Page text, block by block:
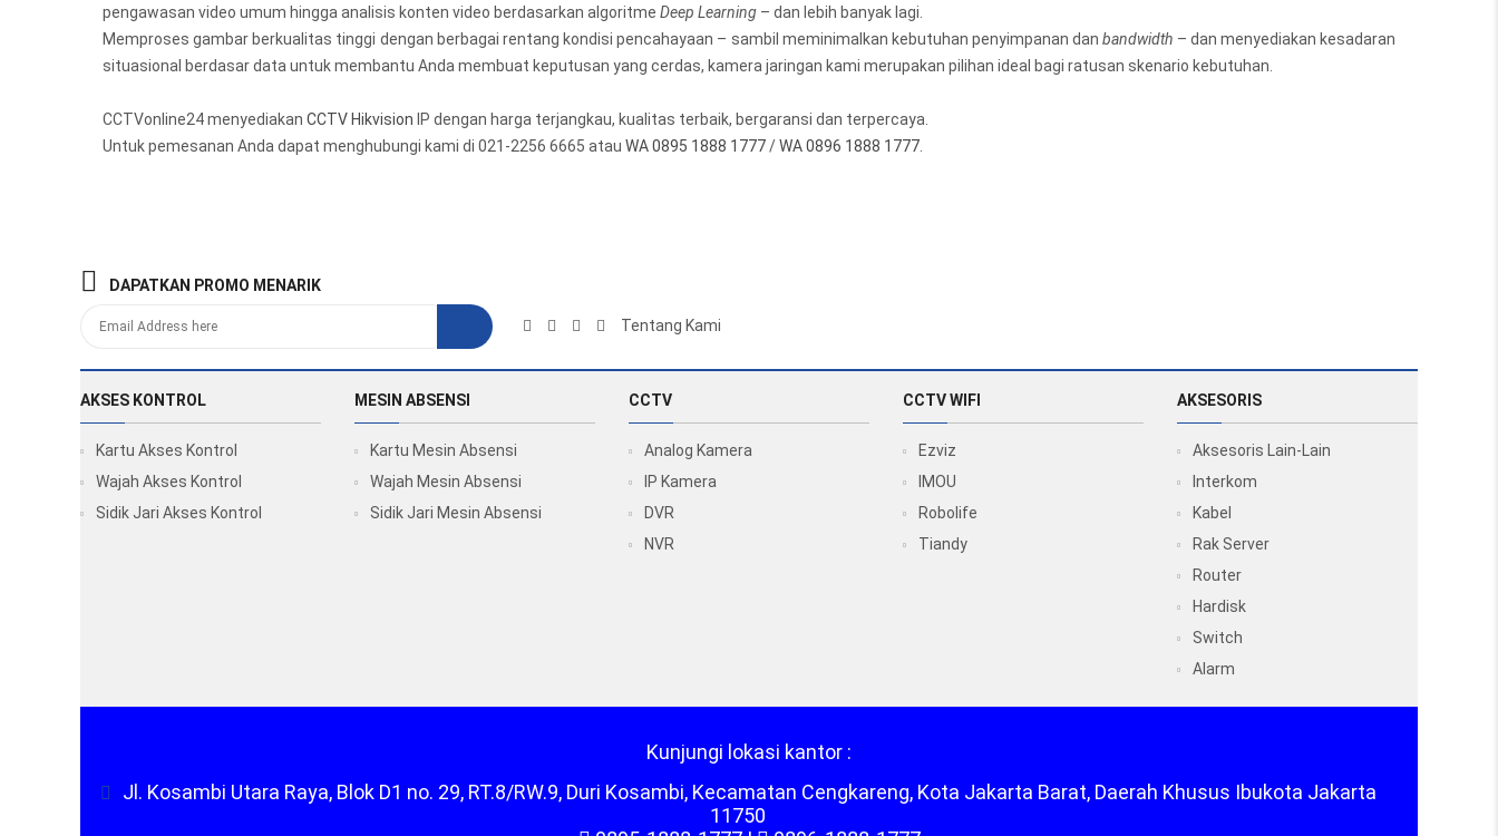
pengawasan video umum hingga analisis konten video berdasarkan algoritme Deep Learning – dan lebih banyak lagi.
Memproses gambar berkualitas tinggi dengan berbagai rentang kondisi pencahayaan – sambil meminimalkan kebutuhan penyimpanan danbandwidth – dan menyediakan kesadaran
situasional berdasar data untuk membantu Anda membuat keputusan yang cerdas, kamera jaringan kami merupakan pilihan ideal bagi ratusan skenario kebutuhan.
CCTVonline24 menyediakan CCTV Hikvision IP dengan harga terjangkau, kualitas terbaik, bergaransi dan terpercaya.
Untuk pemesanan Anda dapat menghubungi kami di 021-2256 6665 atau WA 0895 1888 1777/WA 0896 1888 1777
DAPATKAN PROMO MENARIK
Tentang Kami
AKSES KONTROL
Kartu Akses Kontrol
Wajah Akses Kontrol
Sidik Jari Akses Kontrol
MESIN ABSENSI
Kartu Mesin Absensi
Wajah Mesin Absensi
Sidik Jari Mesin Absensi
CCTV
Analog Kamera
IP Kamera
DVR
NVR
CCTV WIFI
Ezviz
IMOU
Robolife
Tiandy
AKSESORIS
Aksesoris Lain-Lain
Interkom
Kabel
Rak Server
Router
Hardisk
Switch
Alarm
Kunjungi lokasi kantor :
Jl. Kosambi Utara Raya, Blok D1 no. 29, RT.8/RW.9, Duri Kosambi, Kecamatan Cengkareng, Kota Jakarta Barat, Daerah Khusus Ibukota Jakarta
11750